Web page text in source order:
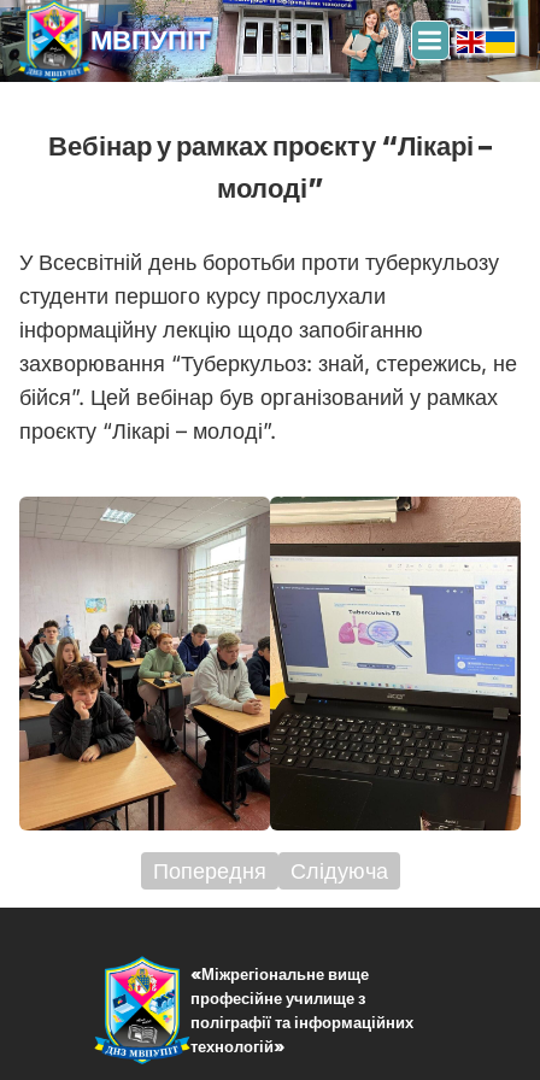
МВПУПІТ
Вебінар у рамках проєкту “Лікарі –
молоді”
У Всесвітній день боротьби проти туберкульозу
студенти першого курсу прослухали
інформаційну лекцію щодо запобіганню
захворювання “Туберкульоз: знай, стережись, не
бійся”. Цей вебінар був організований у рамках
проєкту “Лікарі – молоді”.
Навігація
записів
Попередня Слідуюча
«Міжрегіональне вище
професійне училище з
поліграфії та інформаційних
технологій»